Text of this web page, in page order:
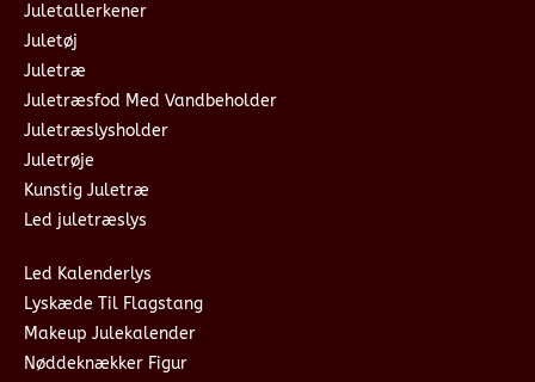
Juletallerkener
Juletøj
Juletræ
Juletræsfod Med Vandbeholder
Juletræslysholder
Juletrøje
Kunstig Juletræ
Led juletræslys
Led Kalenderlys
Lyskæde Til Flagstang
Makeup Julekalender
Nøddeknækker Figur